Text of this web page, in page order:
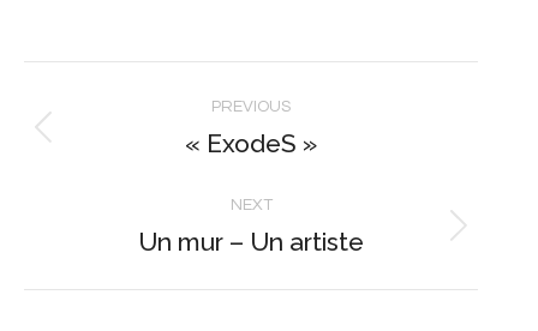
navigation
PREVIOUS
Previous
« ExodeS »
NEXT
Next
Un mur – Un artiste